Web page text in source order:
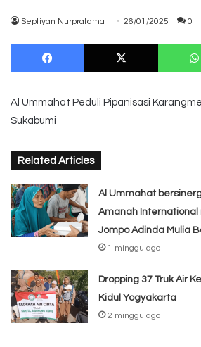
Septiyan Nurpratama 26/01/2025 0
Facebook X
Al Ummahat Peduli Pipanisasi
Sukabumi
Related Articles
Al Ummahat
Amanah International
Jompo Adinda Mulia
1 minggu ago
Dropping 37 Truk Air
Kidul Yogyakarta
2 minggu ago